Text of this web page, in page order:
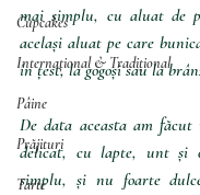
Cupcakes
Internațional & Tradițional
Pâine
Prăjituri
Tarte
mai simplu, cu aluat de
același aluat pe care
în țest, la gogoși sau la
De data aceasta am
delicat, cu lapte, unt și
simplu, și nu foarte